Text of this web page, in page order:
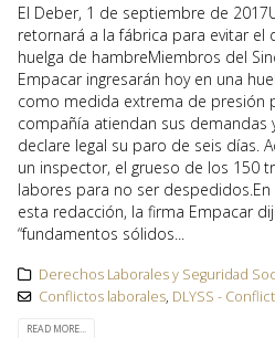
El Deber, 1 de septiembre de
retornará a la fábrica para evitar el
huelga de hambreMiembros del
Empacar ingresarán hoy en una
como medida extrema de presión
compañía atiendan sus demandas
declare legal su paro de seis días.
un inspector, el grueso de los 150
labores para no ser
esta redacción, la firma Empacar
“fundamentos sólidos...
Derechos Laborales y Seguridad
Conflictos laborales, DLYSS -
READ MORE...